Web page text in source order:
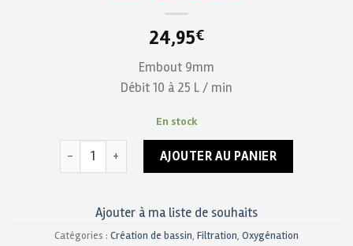
24,95€
Embout 9mm
Débit 10 à 25 L / min
En stock
quantité de Diffuseur d'air / Hi-Oxygène disque 200
AJOUTER AU PANIER
Ajouter à ma liste de souhaits
Catégories : Création de bassin, Filtration, Oxygénation